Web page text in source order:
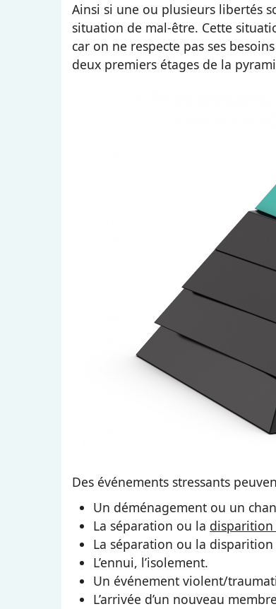
Ainsi si une ou plusieurs libertés
situation de mal-être. Cette
car on ne respecte pas ses
deux premiers étages de la
Des événements stressants
Un déménagement ou un
La séparation ou la disparition
La séparation ou la disparition
L’ennui, l’isolement.
Un événement violent/
L’arrivée d’un nouveau